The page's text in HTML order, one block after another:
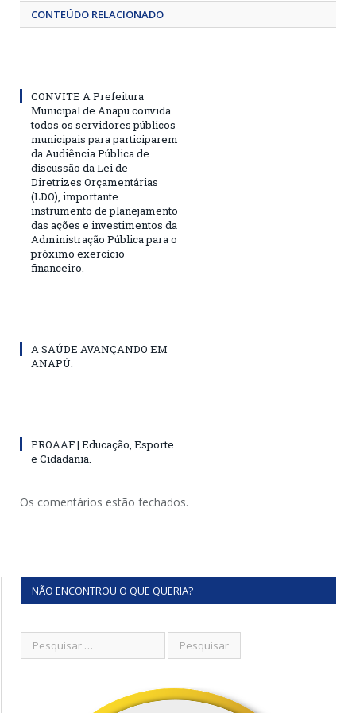
CONTEÚDO RELACIONADO
CONVITE A Prefeitura
Municipal de Anapu convida
todos os servidores públicos
municipais para participarem
da Audiência Pública de
discussão da Lei de
Diretrizes Orçamentárias
(LDO), importante
instrumento de planejamento
das ações e investimentos da
Administração Pública para o
próximo exercício
financeiro.
A SAÚDE AVANÇANDO EM
ANAPÚ.
PROAAF | Educação, Esporte
e Cidadania.
Os comentários estão fechados.
NÃO ENCONTROU O QUE QUERIA?